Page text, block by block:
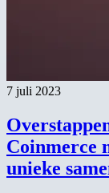
7 juli 2023
Coinmerce
unieke